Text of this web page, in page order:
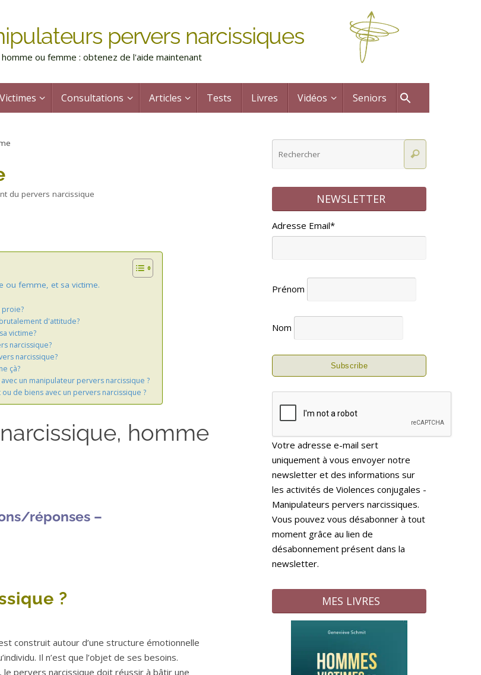
pervers narcissiques
ou femme : obtenez de l'aide maintenant
Victimes Consultations Articles Tests Livres Vidéos Seniors
du pervers narcissique
ou femme, et sa victime.
proie?
d'attitude?
victime?
narcissique?
narcissique?
çà?
un manipulateur pervers narcissique ?
de biens avec un pervers narcissique ?
homme
réponses –
?
construit autour d’une structure émotionnelle
Il n’est que l’objet de ses besoins.
le pervers narcissique doit réussir à bâtir une
NEWSLETTER
Adresse Email*
Prénom
Nom
Votre adresse e-mail sert
uniquement à vous envoyer notre
newsletter et des informations sur
les activités de Violences conjugales -
Manipulateurs pervers narcissiques.
Vous pouvez vous désabonner à tout
moment grâce au lien de
désabonnement présent dans la
newsletter.
MES LIVRES